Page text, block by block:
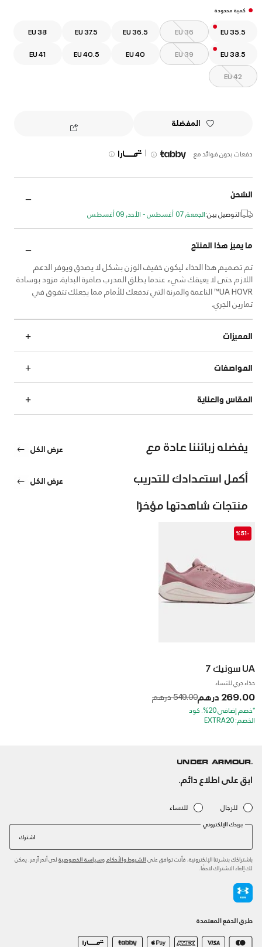
كمية محدودة
EU 35.5
EU 36
EU 36.5
EU 37.5
EU 38
EU 38.5
EU 39
EU 40
EU 40.5
EU 41
EU 42
المفضلة
دفعات بدون فوائد مع |
الشحن
التوصيل بين:الجمعة, 07 أغسطس - الأحد, 09 أغسطس
ما يميز هذا المنتج
تم تصميم هذا الحذاء ليكون خفيف الوزن بشكل لا يصدق ويوفر الدعم
اللازم حتى لا يعيقك شيء عندما يطلق المدرب صافرة البداية. مزود بوسادة
UA HOVR™ الناعمة والمرنة التي تدفعك للأمام مما يجعلك تتفوق في
تمارين الجري.
المميزات
المواصفات
المقاس والعناية
يفضله زبائننا عادة مع عرض الكل
أكمل استعدادك للتدريب عرض الكل
منتجات شاهدتها مؤخرًا
-%51
UA سونيك 7
حذاء جري للنساء
269.00 درهم Price reduced from
549.00 درهم to
*خصم إضافي 20%. كود
الخصم: EXTRA20
ابق على اطلاع دائم.
للرجال للنساء
بريدك الإلكتروني
اشترك
باشتراكك بنشرتنا الإلكترونية، فأنت توافق على الشروط والأحكام وسياسة الخصوصية لدى أندر آرمر. يمكن
لك إلغاء الاشتراك لاحقًا.
طرق الدفع المعتمدة